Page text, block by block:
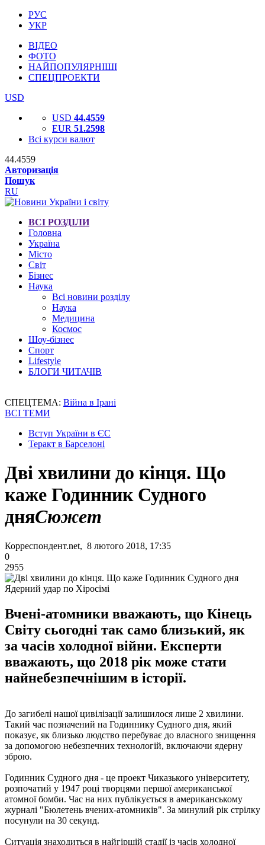
РУС
УКР
ВІДЕО
ФОТО
НАЙПОПУЛЯРНІШІ
СПЕЦПРОЕКТИ
USD
USD 44.4559
EUR 51.2598
Всі курси валют
44.4559
Авторизація
Пошук
RU
ВСІ РОЗДІЛИ
Головна
Україна
Місто
Світ
Бізнес
Наука
Всі новини розділу
Наука
Медицина
Космос
Шоу-бізнес
Спорт
Lifestyle
БЛОГИ ЧИТАЧІВ
СПЕЦТЕМА: Війна в Ірані
ВСІ ТЕМИ
Вступ України в ЄС
Теракт в Барселоні
Дві хвилини до кінця. Що
каже Годинник Судного
дняСюжет
Корреспондент.net, 8 лютого 2018, 17:35
0
2955
Ядерний удар по Хіросімі
Вчені-атомники вважають, що Кінець
Світу сьогодні так само близький, як
за часів холодної війни. Експерти
вважають, що 2018 рік може стати
найнебезпечнішим в історії.
До загибелі нашої цивілізації залишилося лише 2 хвилини.
Такий час позначений на Годиннику Судного дня, який
показує, як близько людство перебуває до власного знищення
за допомогою небезпечних технологій, включаючи ядерну
зброю.
Годинник Судного дня - це проект Чиказького університету,
розпочатий у 1947 році творцями першої американської
атомної бомби. Час на них публікується в американському
журналі "Бюлетень вчених-атомників". За минулий рік стрілку
посунули на 30 секунд.
Ситуація знаходиться в найгіршій стадії із часів холодної